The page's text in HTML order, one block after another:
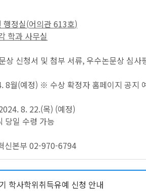
행정실(어의관613호)
학과 사무실
상 신청서 및 첨부 서류, 우수논문상 심사
8월(예정) ※ 수상 확정자 홈페이지 공지
8. 22.(목) (예정)
당일 수령 가능
신본부 02-970-6794
학사학위취득유예 신청 안내